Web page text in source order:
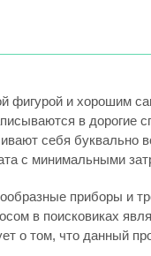
фигурой и хорошим
в дорогие
себя буквально
с минимальными
приборы и
в поисковиках
о том, что данный